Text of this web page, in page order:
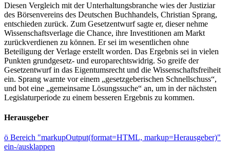
Diesen Vergleich mit der Unterhaltungsbranche wies der Justiziar
des Börsenvereins des Deutschen Buchhandels, Christian Sprang,
entschieden zurück. Zum Gesetzentwurf sagte er, dieser nehme
Wissenschaftsverlage die Chance, ihre Investitionen am Markt
zurückverdienen zu können. Er sei im wesentlichen ohne
Beteiligung der Verlage erstellt worden. Das Ergebnis sei in vielen
Punkten grundgesetz- und europarechtswidrig. So greife der
Gesetzentwurf in das Eigentumsrecht und die Wissenschaftsfreiheit
ein. Sprang warnte vor einem „gesetzgeberischen Schnellschuss“,
und bot eine „gemeinsame Lösungssuche“ an, um in der nächsten
Legislaturperiode zu einem besseren Ergebnis zu kommen.
Herausgeber
ö Bereich "markupOutput(format=HTML, markup=Herausgeber)"
ein-/ausklappen